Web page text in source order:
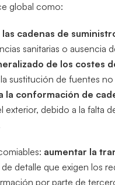
global como:
cadenas de
sanitarias o ausencia
de los costes
sustitución de fuentes
la conformación de
exterior, debido a la falta
aumentar la
detalle que exigen los
por parte de